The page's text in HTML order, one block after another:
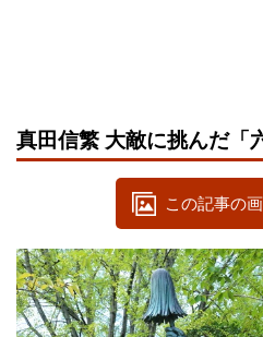
真田信繁 大敵に挑んだ「
この記事の